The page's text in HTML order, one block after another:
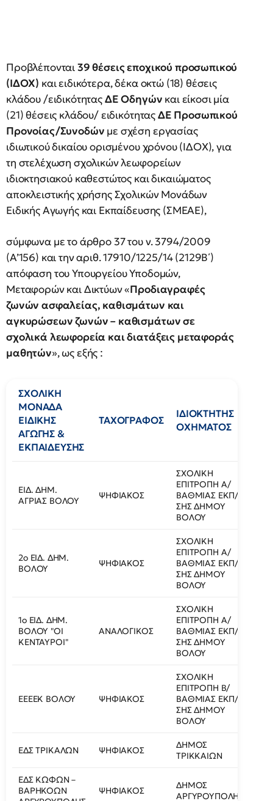
Προβλέπονται39 θέσεις εποχικού προσωπικού
(ΙΔΟΧ) και ειδικότερα, δέκα οκτώ (18) θέσεις
κλάδου /ειδικότηταςΔΕ Οδηγών και είκοσι μία
(21) θέσεις κλάδου/ ειδικότηταςΔΕ Προσωπικού
Προνοίας/Συνοδών με σχέση εργασίας
ιδιωτικού δικαίου ορισμένου χρόνου (ΙΔΟΧ), για
τη στελέχωση σχολικών λεωφορείων
ιδιοκτησιακού καθεστώτος και δικαιώματος
αποκλειστικής χρήσης Σχολικών Μονάδων
Ειδικής Αγωγής και Εκπαίδευσης (ΣΜΕΑΕ),
σύμφωνα με το άρθρο 37 του ν. 3794/2009
(Α’156) και την αριθ. 17910/1225/14 (2129Β΄)
απόφαση του Υπουργείου Υποδομών,
Μεταφορών και Δικτύων «Προδιαγραφές
ζωνών ασφαλείας, καθισμάτων και
αγκυρώσεων ζωνών – καθισμάτων σε
σχολικά λεωφορεία και διατάξεις μεταφοράς
μαθητών», ως εξής :
ΣΧΟΛΙΚΗ
ΜΟΝΑΔΑ
ΕΙΔΙΚΗΣ
ΑΓΩΓΗΣ &
ΕΚΠΑΙΔΕΥΣΗΣ
ΤΑΧΟΓΡΑΦΟΣ
ΙΔΙΟΚΤΗΤΗΣ
ΟΧΗΜΑΤΟΣ
ΕΙΔ. ΔΗΜ.
ΑΓΡΙΑΣ ΒΟΛΟΥ
ΨΗΦΙΑΚΟΣ
ΣΧΟΛΙΚΗ
ΕΠΙΤΡΟΠΗ Α/
ΒΑΘΜΙΑΣ ΕΚΠ/
ΣΗΣ ΔΗΜΟΥ
ΒΟΛΟΥ
2ο ΕΙΔ. ΔΗΜ.
ΒΟΛΟΥ
ΨΗΦΙΑΚΟΣ
ΣΧΟΛΙΚΗ
ΕΠΙΤΡΟΠΗ Α/
ΒΑΘΜΙΑΣ ΕΚΠ/
ΣΗΣ ΔΗΜΟΥ
ΒΟΛΟΥ
1ο ΕΙΔ. ΔΗΜ.
ΒΟΛΟΥ "ΟΙ
ΚΕΝΤΑΥΡΟΙ"
ΑΝΑΛΟΓΙΚΟΣ
ΣΧΟΛΙΚΗ
ΕΠΙΤΡΟΠΗ Α/
ΒΑΘΜΙΑΣ ΕΚΠ/
ΣΗΣ ΔΗΜΟΥ
ΒΟΛΟΥ
ΕΕΕΕΚ ΒΟΛΟΥ ΨΗΦΙΑΚΟΣ
ΣΧΟΛΙΚΗ
ΕΠΙΤΡΟΠΗ Β/
ΒΑΘΜΙΑΣ ΕΚΠ/
ΣΗΣ ΔΗΜΟΥ
ΒΟΛΟΥ
ΕΔΣ ΤΡΙΚΑΛΩΝ ΨΗΦΙΑΚΟΣ
ΔΗΜΟΣ
ΤΡΙΚΚΑΙΩΝ
ΕΔΣ ΚΩΦΩΝ –
ΒΑΡΗΚΟΩΝ
ΨΗΦΙΑΚΟΣ
ΔΗΜΟΣ
ΑΡΓΥΡΟΥΠΟΛΗΣ